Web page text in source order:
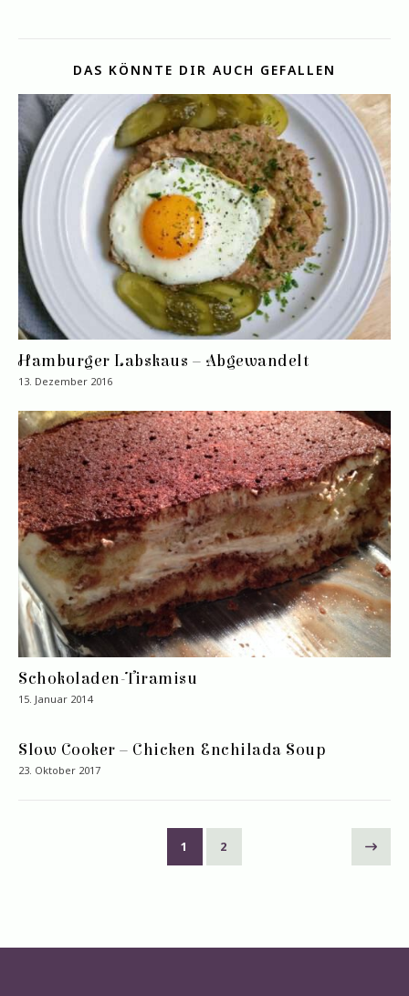
DAS KÖNNTE DIR AUCH GEFALLEN
Hamburger Labskaus – Abgewandelt
13. Dezember 2016
Schokoladen-Tiramisu
15. Januar 2014
Slow Cooker – Chicken Enchilada Soup
23. Oktober 2017
1 2